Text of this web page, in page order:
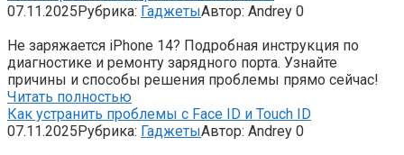
07.11.2025Рубрика: ГаджетыАвтор: Andrey 0
Не заряжается iPhone 14? Подробная инструкция по
диагностике и ремонту зарядного порта. Узнайте
причины и способы решения проблемы прямо сейчас!
Читать полностью
Как устранить проблемы с Face ID и Touch ID
07.11.2025Рубрика: ГаджетыАвтор: Andrey 0